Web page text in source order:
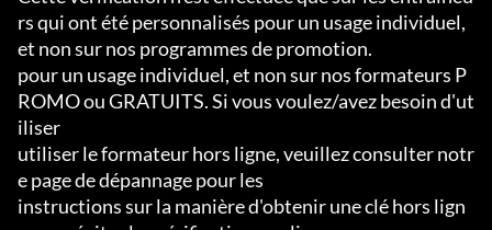
rs qui ont été personnalisés pour un usage individuel,
et non sur nos programmes de promotion.
pour un usage individuel, et non sur nos formateurs P
ROMO ou GRATUITS. Si vous voulez/avez besoin d'ut
iliser
utiliser le formateur hors ligne, veuillez consulter notr
e page de dépannage pour les
instructions sur la manière d'obtenir une clé hors lign